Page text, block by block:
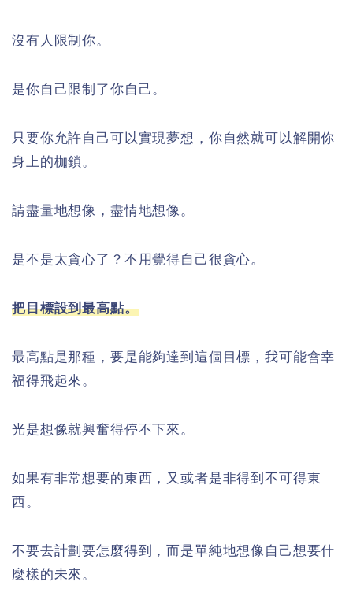
沒有人限制你。
是你自己限制了你自己。
只要你允許自己可以實現夢想，你自然就可以解開你
身上的枷鎖。
請盡量地想像，盡情地想像。
是不是太貪心了？不用覺得自己很貪心。
把目標設到最高點。
最高點是那種，要是能夠達到這個目標，我可能會幸
福得飛起來。
光是想像就興奮得停不下來。
如果有非常想要的東西，又或者是非得到不可得東
西。
不要去計劃要怎麼得到，而是單純地想像自己想要什
麼樣的未來。